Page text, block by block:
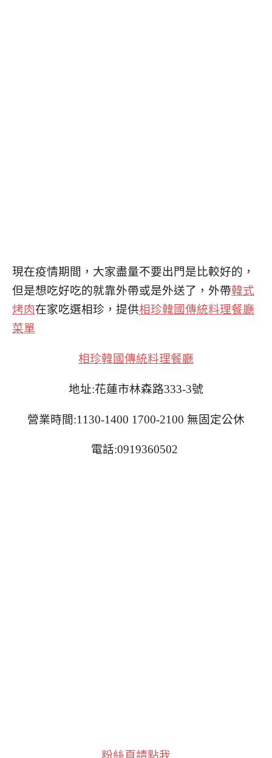
現在疫情期間，大家盡量不要出門是比較好的，
但是想吃好吃的就靠外帶或是外送了，外帶韓式
烤肉在家吃選相珍，提供相珍韓國傳統料理餐廳
菜單
相珍韓國傳統料理餐廳
地址:花蓮市林森路333-3號
營業時間:1130-1400 1700-2100 無固定公休
電話:0919360502
粉絲頁請點我